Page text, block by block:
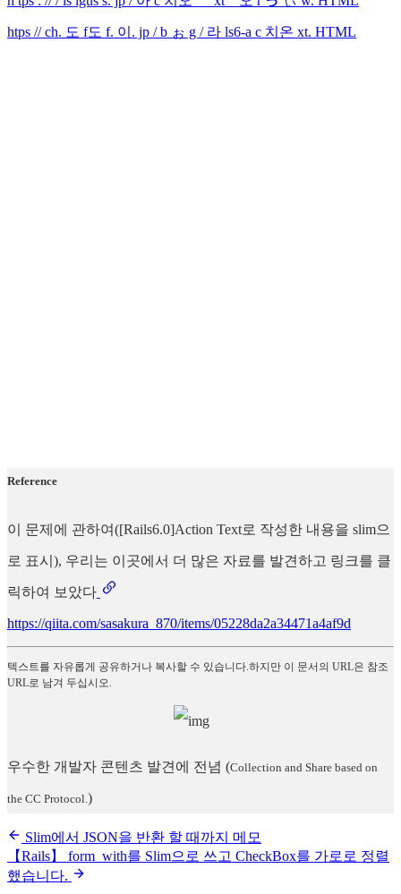
htps // ch. 도 f도 f. 이. jp / b ぉ g / 라 ls6-a c 치온 xt. HTML
Reference
이 문제에 관하여([Rails6.0]Action Text로 작성한 내용을 slim으
로 표시), 우리는 이곳에서 더 많은 자료를 발견하고 링크를 클
릭하여 보았다
https://qiita.com/sasakura_870/items/05228da2a34471a4af9d
텍스트를 자유롭게 공유하거나 복사할 수 있습니다.하지만 이 문서의 URL은 참조
URL로 남겨 두십시오.
우수한 개발자 콘텐츠 발견에 전념 (Collection and Share based on
the CC Protocol.)
Slim에서 JSON을 반환 할 때까지 메모
【Rails】 form_with를 Slim으로 쓰고 CheckBox를 가로로 정렬
했습니다.